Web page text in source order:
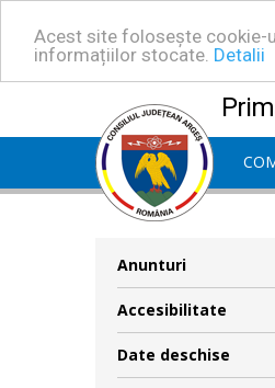
Acest site folosește cookie-
informațiilor stocate. Detalii
Anunturi
Accesibilitate
Date deschise